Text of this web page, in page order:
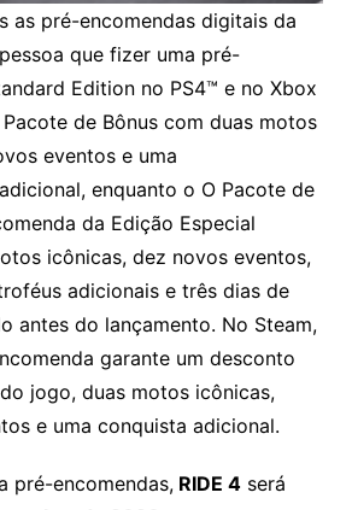
as pré-encomendas digitais da
que fizer uma pré-
Edition no PS4™ e no Xbox
de Bônus com duas motos
eventos e uma
enquanto o O Pacote de
da Edição Especial
icônicas, dez novos eventos,
adicionais e três dias de
antes do lançamento. No Steam,
garante um desconto
jogo, duas motos icônicas,
e uma conquista adicional.
pré-encomendas,RIDE 4será